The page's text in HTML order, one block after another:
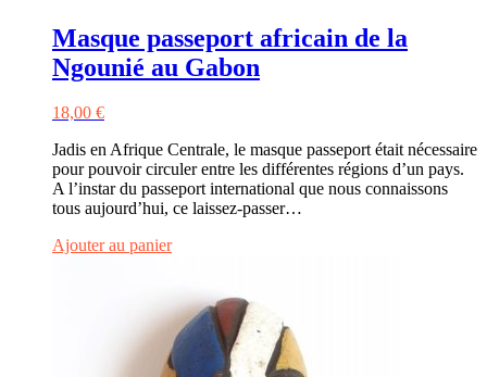
Masque passeport africain de la
Ngounié au Gabon
18,00 €
Jadis en Afrique Centrale, le masque passeport était nécessaire
pour pouvoir circuler entre les différentes régions d’un pays.
A l’instar du passeport international que nous connaissons
tous aujourd’hui, ce laissez-passer…
Ajouter au panier